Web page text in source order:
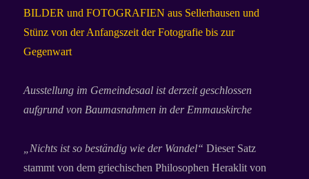
BILDER und FOTOGRAFIEN aus Sellerhausen und
Stünz von der Anfangszeit der Fotografie bis zur
Gegenwart
Ausstellung im Gemeindesaal ist derzeit geschlossen
aufgrund von Baumasnahmen in der Emmauskirche
„Nichts ist so beständig wie der Wandel“Dieser Satz
stammt von dem griechischen Philosophen Heraklit von